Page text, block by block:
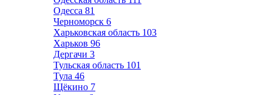
Одесса 81
Черноморск 6
Харьковская область 103
Харьков 96
Дергачи 3
Тульская область 101
Тула 46
Щёкино 7